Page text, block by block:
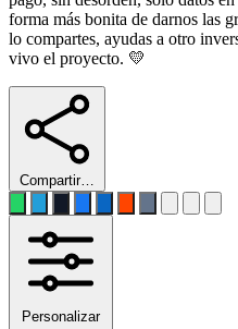
forma más bonita de darnos las
lo compartes, ayudas a otro
vivo el proyecto. 💛
Compartir…
Personalizar